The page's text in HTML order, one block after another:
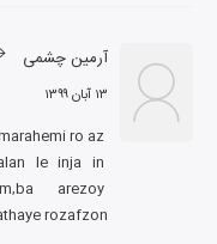
آرمین چشمی
۱۳ آبان ۱۳۹۹
ro az
le inja in
arezoy
rozafzon